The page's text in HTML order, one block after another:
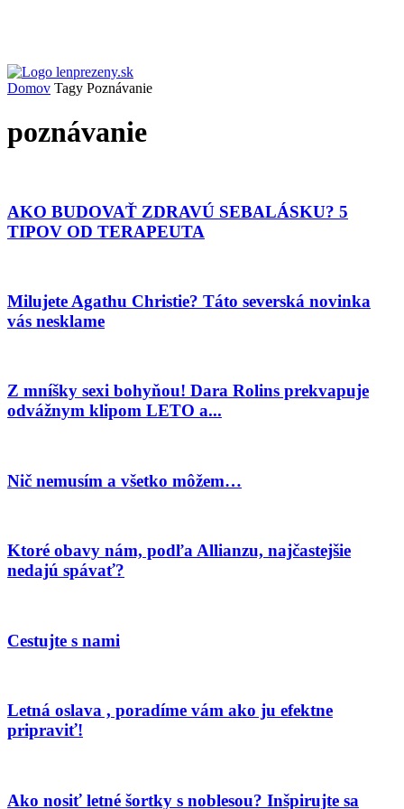
Domov Tagy Poznávanie
poznávanie
AKO BUDOVAŤ ZDRAVÚ SEBALÁSKU? 5
TIPOV OD TERAPEUTA
Milujete Agathu Christie? Táto severská novinka
vás nesklame
Z mníšky sexi bohyňou! Dara Rolins prekvapuje
odvážnym klipom LETO a...
Nič nemusím a všetko môžem…
Ktoré obavy nám, podľa Allianzu, najčastejšie
nedajú spávať?
Cestujte s nami
Letná oslava , poradíme vám ako ju efektne
pripraviť!
Ako nosiť letné šortky s noblesou? Inšpirujte sa